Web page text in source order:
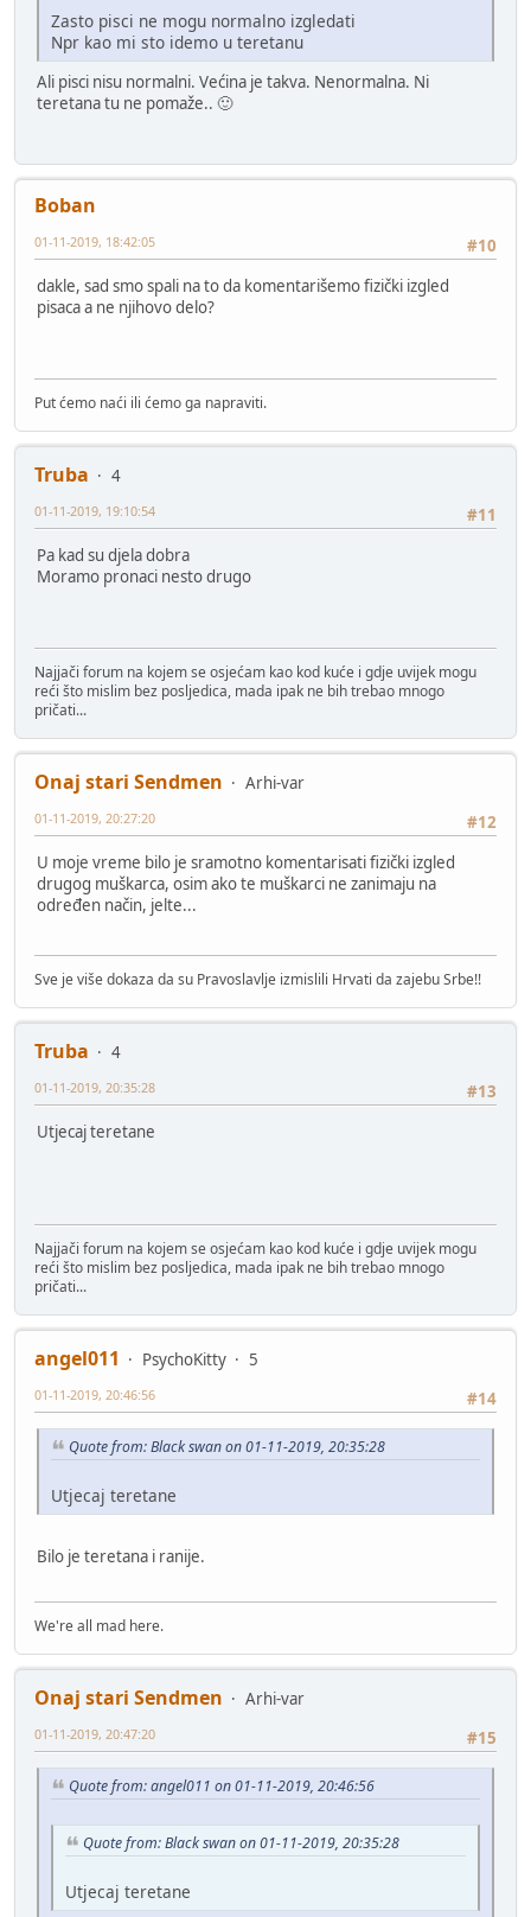
Zasto pisci ne mogu normalno izgledati
Npr kao mi sto idemo u teretanu
Ali pisci nisu normalni. Većina je takva. Nenormalna. Ni
teretana tu ne pomaže.. 🙂
Boban
#10
01-11-2019, 18:42:05
dakle, sad smo spali na to da komentarišemo fizički izgled
pisaca a ne njihovo delo?
Put ćemo naći ili ćemo ga napraviti.
Truba
4
#11
01-11-2019, 19:10:54
Pa kad su djela dobra
Moramo pronaci nesto drugo
Najjači forum na kojem se osjećam kao kod kuće i gdje uvijek mogu
reći što mislim bez posljedica, mada ipak ne bih trebao mnogo
pričati...
Onaj stari Sendmen
Arhi-var
#12
01-11-2019, 20:27:20
U moje vreme bilo je sramotno komentarisati fizički izgled
drugog muškarca, osim ako te muškarci ne zanimaju na
određen način, jelte...
Sve je više dokaza da su Pravoslavlje izmislili Hrvati da zajebu Srbe!!
Truba
4
#13
01-11-2019, 20:35:28
Utjecaj teretane
Najjači forum na kojem se osjećam kao kod kuće i gdje uvijek mogu
reći što mislim bez posljedica, mada ipak ne bih trebao mnogo
pričati...
angel011 PsychoKitty
5
#14
01-11-2019, 20:46:56
Quote from: Black swan on 01-11-2019, 20:35:28
Utjecaj teretane
Bilo je teretana i ranije.
We're all mad here.
Onaj stari Sendmen
Arhi-var
#15
01-11-2019, 20:47:20
Quote from: angel011 on 01-11-2019, 20:46:56
Quote from: Black swan on 01-11-2019, 20:35:28
Utjecaj teretane